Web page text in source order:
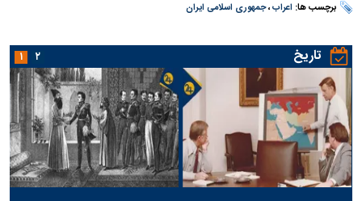
برچسب ها: اعراب،جمهوری اسلامی ایران
تاریخ ۱ ۲